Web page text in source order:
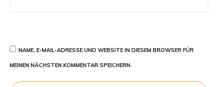
NAME, E-MAIL-ADRESSE UND WEBSITE IN DIESEM BROWSER FÜR
MEINEN NÄCHSTEN KOMMENTAR SPEICHERN.